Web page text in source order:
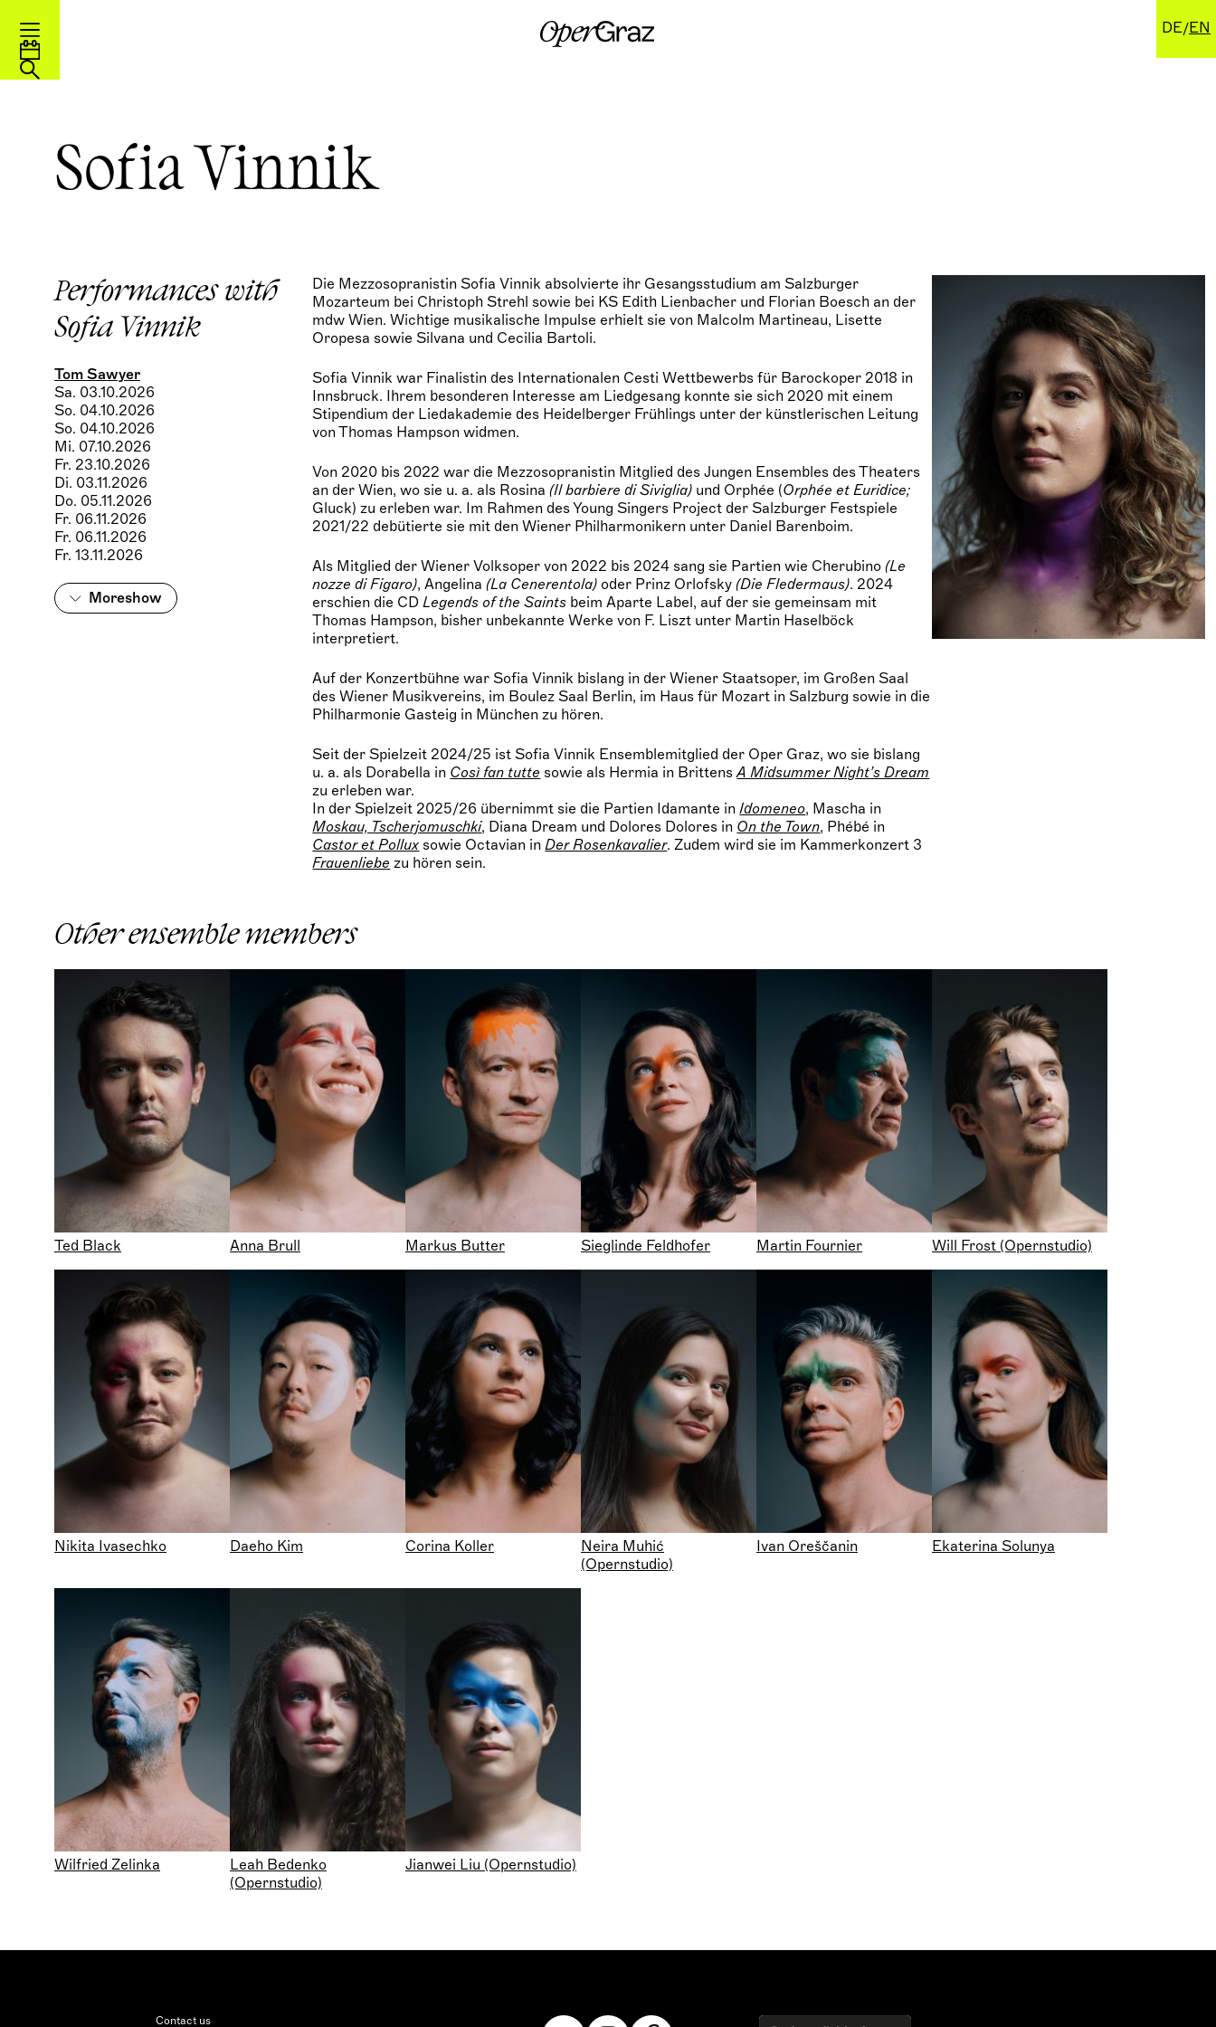
k
i
DE EN
Sofia Vinnik
Die Mezzosopranistin Sofia Vinnik absolvierte ihr Gesangsstudium am Salzburger
Mozarteum bei Christoph Strehl sowie bei KS Edith Lienbacher und Florian Boesch an der
mdw Wien. Wichtige musikalische Impulse erhielt sie von Malcolm Martineau, Lisette
Oropesa sowie Silvana und Cecilia Bartoli.
Sofia Vinnik war Finalistin des Internationalen Cesti Wettbewerbs für Barockoper 2018 in
Innsbruck. Ihrem besonderen Interesse am Liedgesang konnte sie sich 2020 mit einem
Stipendium der Liedakademie des Heidelberger Frühlings unter der künstlerischen Leitung
von Thomas Hampson widmen.
Von 2020 bis 2022 war die Mezzosopranistin Mitglied des Jungen Ensembles des Theaters
an der Wien, wo sie u. a. als Rosina(Il barbiere di Siviglia) und Orphée (Orphée et Euridice;
Gluck) zu erleben war. Im Rahmen des Young Singers Project der Salzburger Festspiele
2021/22 debütierte sie mit den Wiener Philharmonikern unter Daniel Barenboim.
Als Mitglied der Wiener Volksoper von 2022 bis 2024 sang sie Partien wie Cherubino(Le
nozze di Figaro), Angelina(La Cenerentola) oder Prinz Orlofsky(Die Fledermaus). 2024
erschien die CDLegends of the Saints beim Aparte Label, auf der sie gemeinsam mit
Thomas Hampson, bisher unbekannte Werke von F. Liszt unter Martin Haselböck
interpretiert.
Auf der Konzertbühne war Sofia Vinnik bislang in der Wiener Staatsoper, im Großen Saal
des Wiener Musikvereins, im Boulez Saal Berlin, im Haus für Mozart in Salzburg sowie in die
Philharmonie Gasteig in München zu hören.
Seit der Spielzeit 2024/25 ist Sofia Vinnik Ensemblemitglied der Oper Graz, wo sie bislang
u. a. als Dorabella in Così fan tutte sowie als Hermia in BrittensA Midsummer Night’s Dream
zu erleben war.
In der Spielzeit 2025/26 übernimmt sie die Partien Idamante inIdomeneo, Mascha in
Moskau, Tscherjomuschki, Diana Dream und Dolores Dolores in On the Town, Phébé in
Castor et Polluxsowie Octavian inDer Rosenkavalier. Zudem wird sie im Kammerkonzert 3
Frauenliebe zu hören sein.
Performances with
Sofia Vinnik
Tom Sawyer
Sa. 03.10.2026
So. 04.10.2026
So. 04.10.2026
Mi. 07.10.2026
Fr. 23.10.2026
Di. 03.11.2026
Do. 05.11.2026
Fr. 06.11.2026
Fr. 06.11.2026
Fr. 13.11.2026
Moreshow
Other ensemble members
Ted Black Anna Brull Markus Butter Sieglinde Feldhofer Martin Fournier Will Frost (Opernstudio)
Nikita Ivasechko Daeho Kim Corina Koller
Neira Muhić
(Opernstudio)
Ivan Oreščanin Ekaterina Solunya
Wilfried Zelinka
Leah Bedenko
(Opernstudio)
Jianwei Liu (Opernstudio)
Contact us